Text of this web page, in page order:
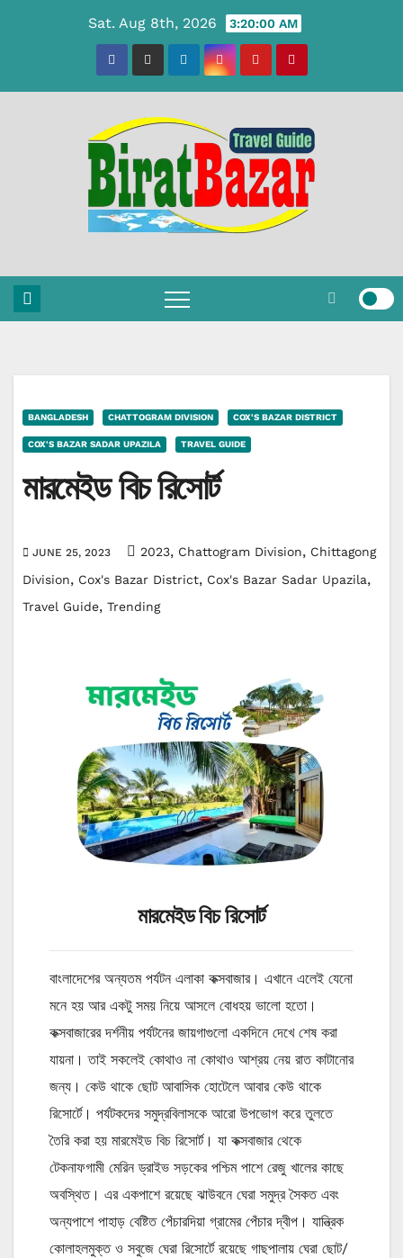
Sat. Aug 8th, 2026 3:20:00 AM
BANGLADESH CHATTOGRAM DIVISION COX'S BAZAR DISTRICT
COX'S BAZAR SADAR UPAZILA TRAVEL GUIDE
মারমেইড বিচ রিসোর্ট
JUNE 25, 2023 2023, Chattogram Division, Chittagong
Division, Cox's Bazar District, Cox's Bazar Sadar Upazila,
Travel Guide, Trending
মারমেইড বিচ রিসোর্ট
বাংলাদেশের অন্যতম পর্যটন এলাকা কক্সবাজার। এখানে এলেই যেনো
মনে হয় আর একটু সময় নিয়ে আসলে বোধহয় ভালো হতো।
কক্সবাজারের দর্শনীয় পর্যটনের জায়গাগুলো একদিনে দেখে শেষ করা
যায়না। তাই সকলেই কোথাও না কোথাও আশ্রয় নেয় রাত কাটানোর
জন্য। কেউ থাকে ছোট আবাসিক হোটেলে আবার কেউ থাকে
রিসোর্টে। পর্যটকদের সমুদ্রবিলাসকে আরো উপভোগ করে তুলতে
তৈরি করা হয় মারমেইড বিচ রিসোর্ট। যা কক্সবাজার থেকে
টেকনাফগামী মেরিন ড্রাইভ সড়কের পশ্চিম পাশে রেজু খালের কাছে
অবস্থিত। এর একপাশে রয়েছে ঝাউবনে ঘেরা সমুদ্র সৈকত এবং
অন্যপাশে পাহাড় বেষ্টিত পেঁচারদিয়া গ্রামের পেঁচার দ্বীপ। যান্ত্রিক
কোলাহলমুক্ত ও সবুজে ঘেরা রিসোর্টে রয়েছে গাছপালায় ঘেরা ছোট/